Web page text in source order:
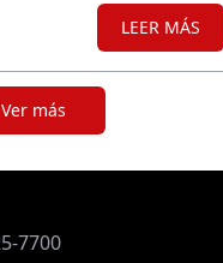
LEER MÁS
Ver más
7700